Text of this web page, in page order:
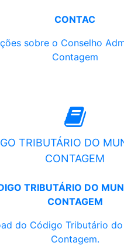
CONTAC
sobre o Conselho
Contagem
TRIBUTÁRIO DO
CONTAGEM
TRIBUTÁRIO DO
CONTAGEM
do Código Tributário
Contagem.